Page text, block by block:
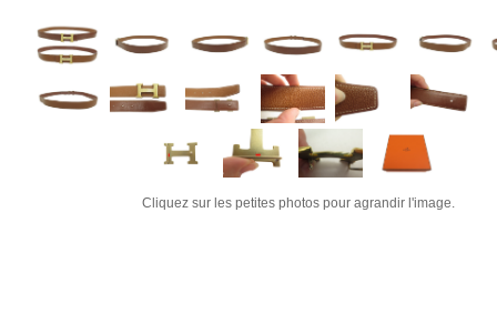
Cliquez sur les petites photos pour agrandir l'image.